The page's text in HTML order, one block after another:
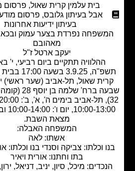
בית עלמין קרית שאול,פרסום מודעת
אבל בעיתון גלובס, פרסום מודעת אבל
בעיתון ידיעות אחרונות
נפרדת בצער עמוק ובכאב גדול
מאהובם
יעקב ארטל ז"ל
ההלוויה תתקיים ביום רביעי, י' באלול
תשפ"ה, 3.9.25 בשעה 17:00 בבית העלמין
שאול, תל-אביב (שער ראשי) יושבים
שבעה ברח' שלמה בן יוסף 28 (קומה 8, דירה
32), תל-אביב בימים ה', א', ב': 16:00-20:00,
10:00-
יום ו': 10:00-14:00 ובמוצ"ש
מצאת השבת.
המשפחה האבלה:
לאה
וכלתו: צביקה וסנדי בנו וכלתו: אודי וורד
בתו וחתנו: אורית ויאיר
מיכל, סיון, יניב, דניאל, ירון, ענבל